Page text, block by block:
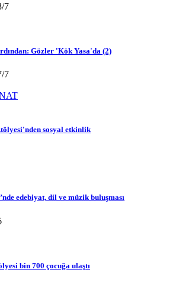
7
Gözler 'Kök Yasa'da (2)
7
sosyal etkinlik
edebiyat, dil ve müzik buluşması
bin 700 çocuğa ulaştı